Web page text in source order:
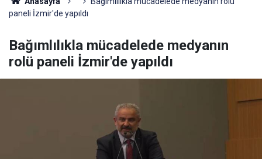
paneli İzmir'de yapıldı
Bağımlılıkla mücadelede medyanın
rolü paneli İzmir'de yapıldı